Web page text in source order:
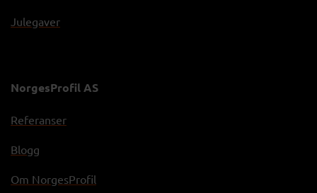
Julegaver
NorgesProfil AS
Referanser
Blogg
Om NorgesProfil